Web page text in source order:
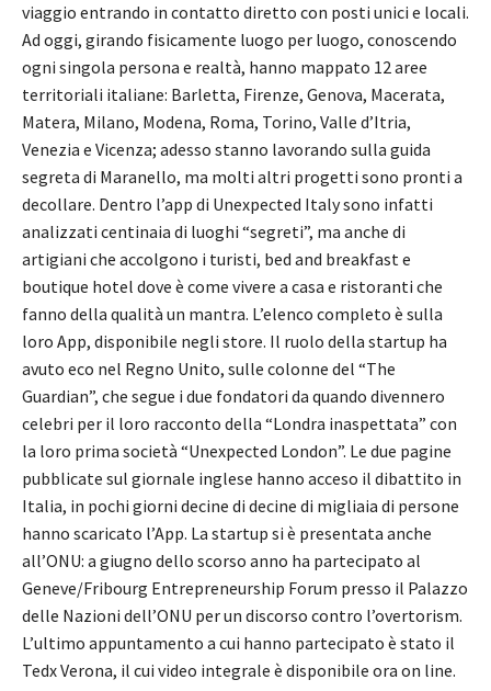
viaggio entrando in contatto diretto con posti unici e locali.
Ad oggi, girando fisicamente luogo per luogo, conoscendo
ogni singola persona e realtà, hanno mappato 12 aree
territoriali italiane: Barletta, Firenze, Genova, Macerata,
Matera, Milano, Modena, Roma, Torino, Valle d’Itria,
Venezia e Vicenza; adesso stanno lavorando sulla guida
segreta di Maranello, ma molti altri progetti sono pronti a
decollare. Dentro l’app di Unexpected Italy sono infatti
analizzati centinaia di luoghi “segreti”, ma anche di
artigiani che accolgono i turisti, bed and breakfast e
boutique hotel dove è come vivere a casa e ristoranti che
fanno della qualità un mantra. L’elenco completo è sulla
loro App, disponibile negli store. Il ruolo della startup ha
avuto eco nel Regno Unito, sulle colonne del “The
Guardian”, che segue i due fondatori da quando divennero
celebri per il loro racconto della “Londra inaspettata” con
la loro prima società “Unexpected London”. Le due pagine
pubblicate sul giornale inglese hanno acceso il dibattito in
Italia, in pochi giorni decine di decine di migliaia di persone
hanno scaricato l’App. La startup si è presentata anche
all’ONU: a giugno dello scorso anno ha partecipato al
Geneve/Fribourg Entrepreneurship Forum presso il Palazzo
delle Nazioni dell’ONU per un discorso contro l’overtorism.
L’ultimo appuntamento a cui hanno partecipato è stato il
Tedx Verona, il cui video integrale è disponibile ora on line.